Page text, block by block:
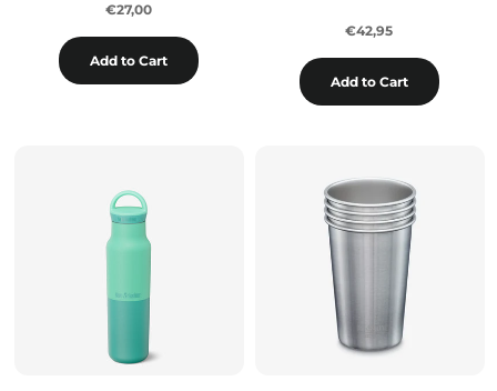
€27,00
Add to Cart
€42,95
Add to Cart